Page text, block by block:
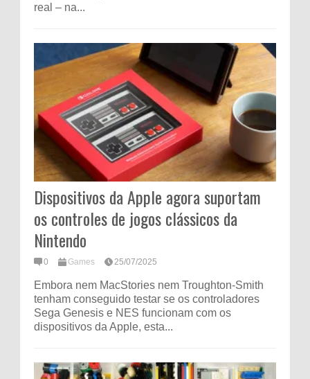
real – na...
Dispositivos da Apple agora suportam
os controles de jogos clássicos da
Nintendo
0 Games 25/07/2025
Embora nem MacStories nem Troughton-Smith
tenham conseguido testar se os controladores
Sega Genesis e NES funcionam com os
dispositivos da Apple, esta...